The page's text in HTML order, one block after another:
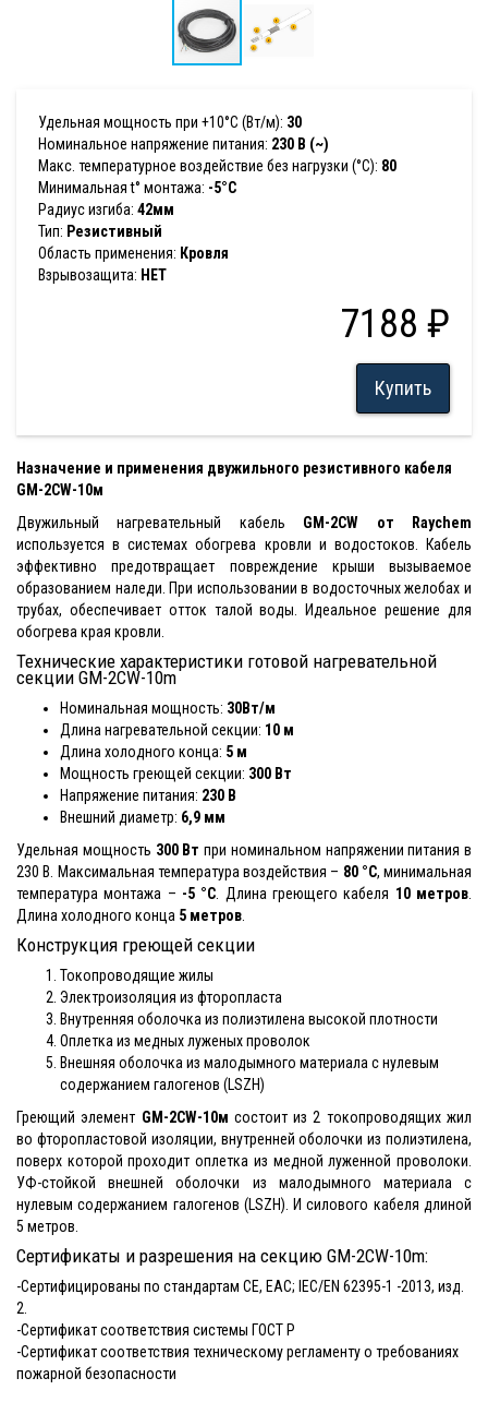
Удельная мощность при +10°С (Вт/м): 30
Номинальное напряжение питания: 230 В (~)
Макс. температурное воздействие без нагрузки (°С): 80
Минимальная t° монтажа: -5°С
Радиус изгиба: 42мм
Тип: Резистивный
Область применения: Кровля
Взрывозащита: НЕТ
7188 ₽
Купить
Назначение и применения двужильного резистивного кабеля
GM-2CW-10м
Двужильный нагревательный кабель GM-2CW от Raychem
используется в системах обогрева кровли и водостоков. Кабель
эффективно предотвращает повреждение крыши вызываемое
образованием наледи. При использовании в водосточных желобах и
трубах, обеспечивает отток талой воды. Идеальное решение для
обогрева края кровли.
Технические характеристики готовой нагревательной
секции GM-2CW-10m
Номинальная мощность: 30Вт/м
Длина нагревательной секции: 10 м
Длина холодного конца: 5 м
Мощность греющей секции: 300 Вт
Напряжение питания: 230 В
Внешний диаметр: 6,9 мм
Удельная мощность 300 Вт при номинальном напряжении питания в
230 В. Максимальная температура воздействия – 80 °С, минимальная
температура монтажа – -5 °С . Длина греющего кабеля 10 метров
Длина холодного конца 5 метров
Конструкция греющей секции
Токопроводящие жилы
Электроизоляция из фторопласта
Внутренняя оболочка из полиэтилена высокой плотности
Оплетка из медных луженых проволок
Внешняя оболочка из малодымного материала с нулевым
содержанием галогенов (LSZH)
Греющий элемент GM-2CW-10м состоит из 2 токопроводящих жил
во фторопластовой изоляции, внутренней оболочки из полиэтилена,
поверх которой проходит оплетка из медной луженной проволоки.
УФ-стойкой внешней оболочки из малодымного материала с
нулевым содержанием галогенов (LSZH). И силового кабеля длиной
5 метров.
Сертификаты и разрешения на секцию GM-2CW-10m:
-Cертифицированы по стандартам CE, EAC; IEC/EN 62395-1 -2013, изд.
2.
-Сертификат соответствия системы ГОСТ Р
-Сертификат соответствия техническому регламенту о требованиях
пожарной безопасности